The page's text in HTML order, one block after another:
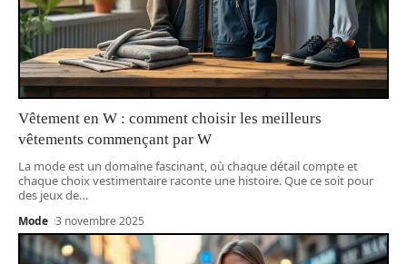
Vêtement en W : comment choisir les meilleurs
vêtements commençant par W
La mode est un domaine fascinant, où chaque détail compte et
chaque choix vestimentaire raconte une histoire. Que ce soit pour
des jeux de…
Mode 3 novembre 2025